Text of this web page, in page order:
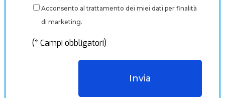
Acconsento al trattamento dei miei dati per finalità
di marketing.
(* Campi obbligatori)